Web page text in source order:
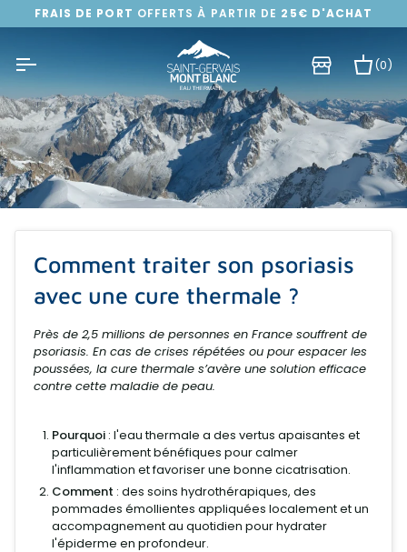
Passer
au
FRAIS DE PORT OFFERTS À PARTIR DE 25€ D'ACHAT
(0)
Comment traiter son psoriasis
avec une cure thermale ?
Près de 2,5 millions de personnes en France souffrent de
psoriasis. En cas de crises répétées ou pour espacer les
poussées, la cure thermale s’avère une solution efficace
contre cette maladie de peau.
Pourquoi : l'eau thermale a des vertus apaisantes et
particulièrement bénéfiques pour calmer
l'inflammation et favoriser une bonne cicatrisation.
Comment : des soins hydrothérapiques, des
pommades émollientes appliquées localement et un
accompagnement au quotidien pour hydrater
l'épiderme en profondeur.